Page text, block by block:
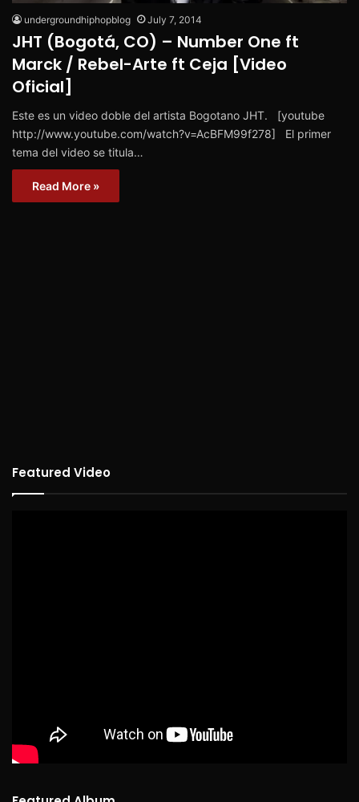
undergroundhiphopblog July 7, 2014
JHT (Bogotá, CO) – Number One ft
Marck / Rebel-Arte ft Ceja [Video
Oficial]
Este es un video doble del artista Bogotano JHT. [youtube
http://www.youtube.com/watch?v=AcBFM99f278] El primer
tema del video se titula…
Read More »
Featured Video